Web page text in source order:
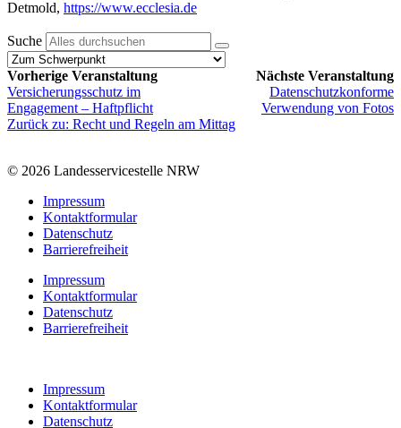
Detmold, https://www.ecclesia.de
Suche
Vorherige Veranstaltung
Versicherungsschutz im
Engagement – Haftpflicht
Nächste Veranstaltung
Datenschutzkonforme
Verwendung von Fotos
Zurück zu: Recht und Regeln am Mittag
© 2026 Landesservicestelle NRW
Impressum
Kontaktformular
Datenschutz
Barrierefreiheit
Impressum
Kontaktformular
Datenschutz
Barrierefreiheit
Impressum
Kontaktformular
Datenschutz